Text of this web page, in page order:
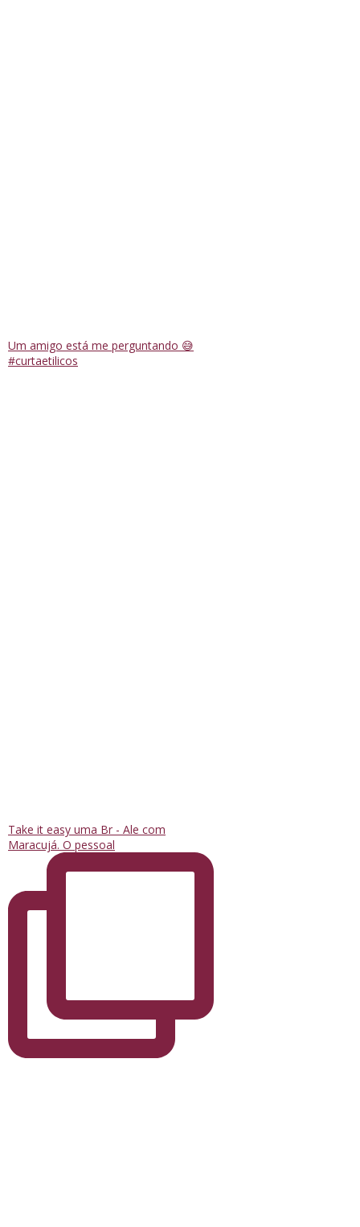
Um amigo está me perguntando 😅
#curtaetilicos
Take it easy uma Br - Ale com
Maracujá. O pessoal